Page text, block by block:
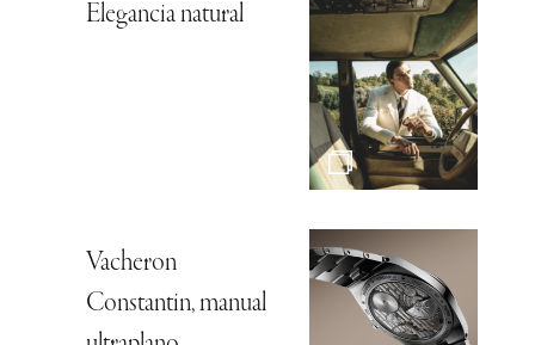
Elegancia natural
Vacheron
Constantin, manual